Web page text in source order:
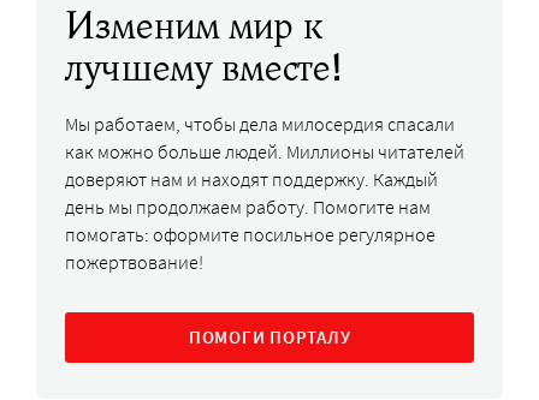
Изменим мир к
лучшему вместе!
Мы работаем, чтобы дела милосердия спасали
как можно больше людей. Миллионы читателей
доверяют нам и находят поддержку. Каждый
день мы продолжаем работу. Помогите нам
помогать: оформите посильное регулярное
пожертвование!
ПОМОГИ ПОРТАЛУ